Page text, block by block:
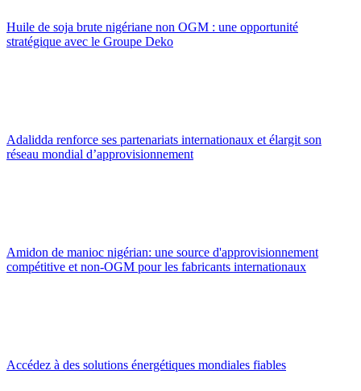
Huile de soja brute nigériane non OGM : une opportunité
stratégique avec le Groupe Deko
Adalidda renforce ses partenariats internationaux et élargit son
réseau mondial d’approvisionnement
Amidon de manioc nigérian: une source d'approvisionnement
compétitive et non-OGM pour les fabricants internationaux
Accédez à des solutions énergétiques mondiales fiables